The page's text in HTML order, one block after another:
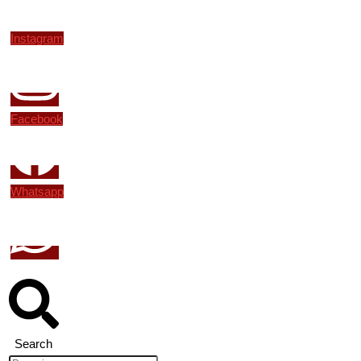
Instagram
Facebook
Whatsapp
Search